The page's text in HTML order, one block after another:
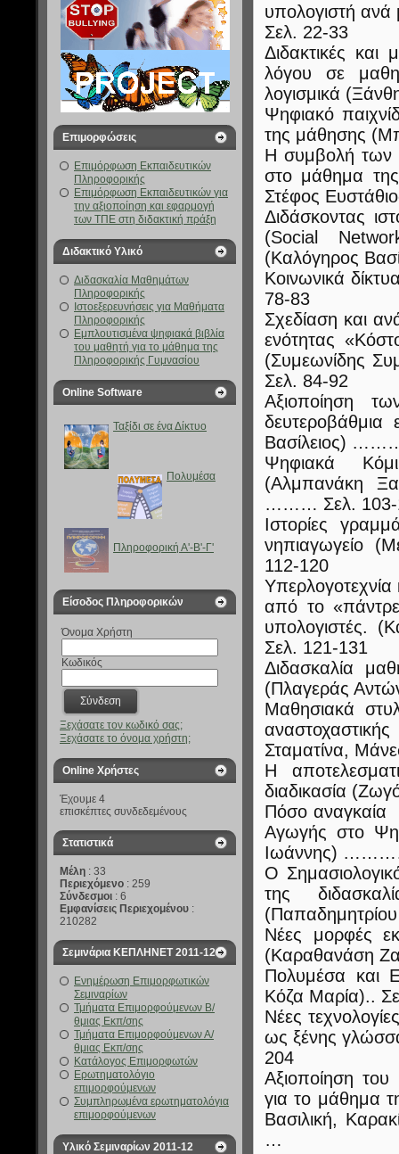
Επιμορφώσεις
Επιμόρφωση Εκπαιδευτικών
Πληροφορικής
Επιμόρφωση Εκπαιδευτικών για
την αξιοποίηση και εφαρμογή
των ΤΠΕ στη διδακτική πράξη
Διδακτικό Υλικό
Διδασκαλία Μαθημάτων
Πληροφορικής
Ιστοεξερευνήσεις για Μαθήματα
Πληροφορικής
Eμπλουτισμένα ψηφιακά βιβλία
του μαθητή για το μάθημα της
Πληροφορικής Γυμνασίου
Online Software
Ταξίδι σε ένα Δίκτυο
Πολυμέσα
Πληροφορική Α'-B'-Γ'
Είσοδος Πληροφορικών
Όνομα Χρήστη
Κωδικός
Ξεχάσατε τον κωδικό σας;
Ξεχάσατε το όνομα χρήστη;
Online Χρήστες
Έχουμε 4
επισκέπτες συνδεδεμένους
Στατιστικά
Μέλη : 33
Περιεχόμενο : 259
Σύνδεσμοι : 6
Εμφανίσεις Περιεχομένου :
210282
Σεμινάρια ΚΕΠΛΗΝΕΤ 2011-12
Ενημέρωση Επιμορφωτικών
Σεμιναρίων
Τμήματα Επιμορφούμενων Β/
θμιας Εκπ/σης
Τμήματα Επιμορφούμενων Α/
θμιας Εκπ/σης
Κατάλογος Επιμορφωτών
Ερωτηματολόγιο
επιμορφούμενων
Συμπληρωμένα ερωτηματολόγια
επιμορφούμενων
Υλικό Σεμιναρίων 2011-12
υπολογιστή
Σελ. 22-33
Διδακτικές και
λόγου σε
λογισμικά
Ψηφιακό
της μάθησης
Η συμβολή των
στο μάθημα
Στέφος
Διδάσκοντας
(Social
(Καλόγηρος
Κοινωνικά
78-83
Σχεδίαση και
ενότητας
(Συμεωνίδης
Σελ. 84-92
Αξιοποίηση
δευτεροβάθμια
Βασίλειος)
Ψηφιακά
(Αλμπανάκη
……… Σελ. 103-
Ιστορίες
νηπιαγωγείο
112-120
από το
υπολογιστές.
Σελ. 121-131
Διδασκαλία
(Πλαγεράς
Μαθησιακά
Σταματίνα,
Η
διαδικασία
Πόσο αναγκαία
Αγωγής στο
Ιωάννης)
Ο
της
Νέες μορφές
(Καραθανάση
Πολυμέσα και
Κόζα Μαρία)..
Νέες
ως ξένης
204
Αξιοποίηση του
για το μάθημα
Βασιλική,
…